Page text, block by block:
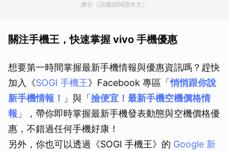
廣告（請繼續閱讀本文）
關注手機王，快速掌握 vivo 手機優惠
想要第一時間掌握最新手機情報與優惠資訊嗎？趕快
加入《SOGI 手機王》Facebook 專區「悄悄跟你說
新手機情報！
」與「 撿便宜！最新手機空機價格情
報 」，帶你即時掌握最新手機發表動態與空機價格優
惠，不錯過任何手機好康！
另外，你也可以透過《SOGI 手機王》的 Google 新